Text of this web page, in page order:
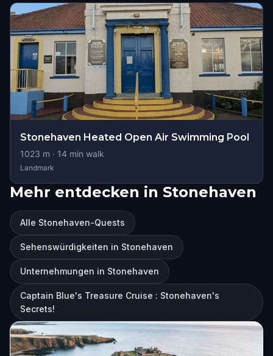
Stonehaven Heated Open Air Swimming Pool
1023 m · 14 min walk
Landmark
Mehr entdecken in Stonehaven
Alle Stonehaven-Quests
Sehenswürdigkeiten in Stonehaven
Unternehmungen in Stonehaven
Captain Blue's Treasure Cruise : Stonehaven's
Secrets!